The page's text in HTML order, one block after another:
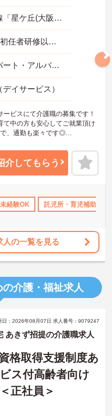
得実績あり 高収入 社会
京阪交野線「星ケ丘(大阪)駅」徒歩15分
■介護職員初任者研修以上 ■経験必須
非常勤・パート・アルバイト
イサービス）
ビスにて介護職の募集です！
中の方も安心してご就業頂け
、通勤も楽々です◎
介してもらう
未経験OK 託児所・育児補助
人の一覧を見る
介護・福祉求人
日：2026年08月07日 求人番号：9079247
あきず招提の介護職求人
格取得支援制度あ
ス付高齢者向け
正社員＞